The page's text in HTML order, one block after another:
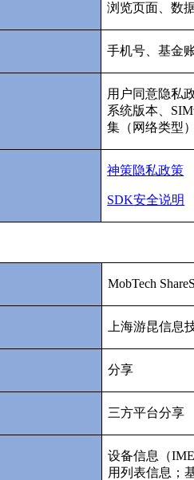
浏览页面、数
手机号、基金
用户同意隐私
系统版本、 SIM
集（网络类型
神策隐私政策
SDK安全说明
MobTech
上海游昆信息
分享
三方平台分享
设备信息（
用列表信息；